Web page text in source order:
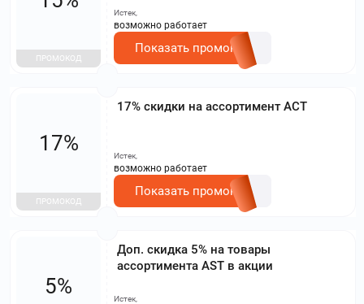
ПРОМОКОД
Истек,
возможно работает
Показать промокод
17% скидки на ассортимент АСТ
17%
ПРОМОКОД
Истек,
возможно работает
Показать промокод
Доп. скидка 5% на товары
ассортимента AST в акции
5%
Истек,